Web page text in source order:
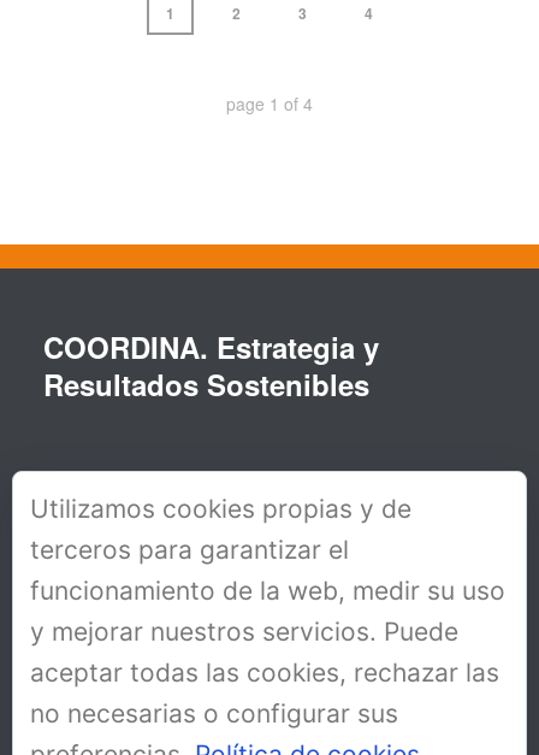
1 2 3 4
page 1 of 4
COORDINA. Estrategia y
Resultados Sostenibles
Utilizamos cookies propias y de
terceros para garantizar el
funcionamiento de la web, medir su uso
y mejorar nuestros servicios. Puede
aceptar todas las cookies, rechazar las
no necesarias o configurar sus